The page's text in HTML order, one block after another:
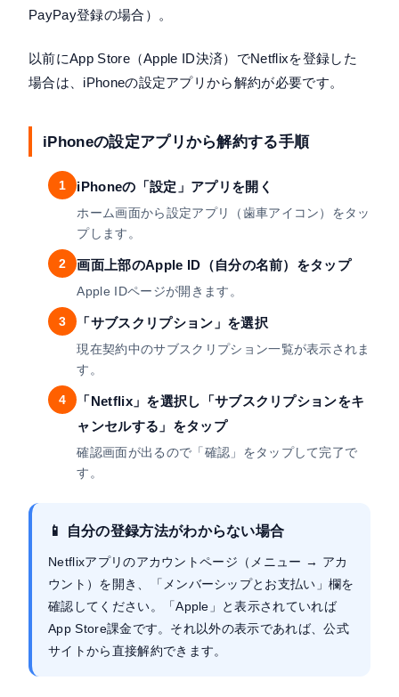
PayPay登録の場合）。
以前にApp Store（Apple ID決済）でNetflixを登録した
場合は、iPhoneの設定アプリから解約が必要です。
iPhoneの設定アプリから解約する手順
1 iPhoneの「設定」アプリを開く
ホーム画面から設定アプリ（歯車アイコン）をタッ
プします。
2 画面上部のApple ID（自分の名前）をタップ
Apple IDページが開きます。
3 「サブスクリプション」を選択
現在契約中のサブスクリプション一覧が表示されま
す。
4
「Netflix」を選択し「サブスクリプションをキ
ャンセルする」をタップ
確認画面が出るので「確認」をタップして完了で
す。
📱 自分の登録方法がわからない場合
Netflixアプリのアカウントページ（メニュー → アカ
ウント）を開き、「メンバーシップとお支払い」欄を
確認してください。「Apple」と表示されていれば
App Store課金です。それ以外の表示であれば、公式
サイトから直接解約できます。